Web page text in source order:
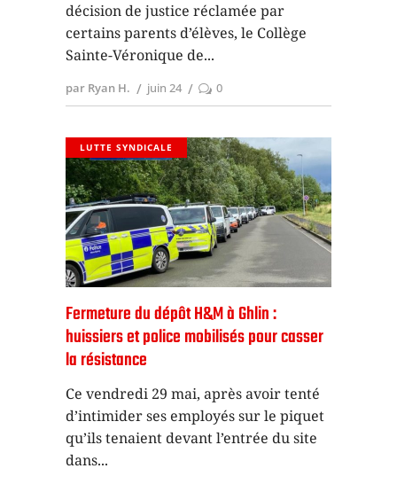
décision de justice réclamée par
certains parents d’élèves, le Collège
Sainte-Véronique de
par Ryan H. juin 24 0
LUTTE SYNDICALE
Fermeture du dépôt H&M à Ghlin :
huissiers et police mobilisés pour casser
la résistance
Ce vendredi 29 mai, après avoir tenté
d’intimider ses employés sur le piquet
qu’ils tenaient devant l’entrée du site
dans